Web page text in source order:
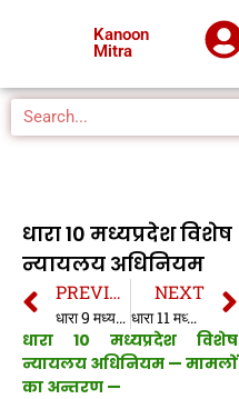
Kanoon
Mitra
धारा 10 मध्यप्रदेश विशेष
न्यायलय अधिनियम
PREVIOUS
धारा 9 मध्यप्रदेश विशेष न्यायलय अधिनियम
NEXT
धारा 11 मध्यप्रदेश विशेष न्यायलय अधिनियम
धारा 10 मध्यप्रदेश विशेष
न्यायलय अधिनियम — मामलों
का अन्तरण —